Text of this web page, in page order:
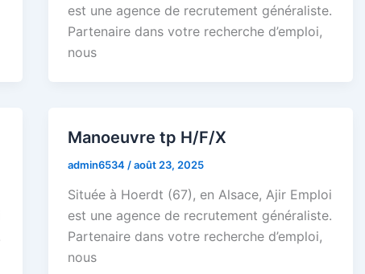
est une agence de recrutement généraliste.
Partenaire dans votre recherche d’emploi,
nous
Manoeuvre tp H/F/X
admin6534 /août 23, 2025
Située à Hoerdt (67), en Alsace, Ajir Emploi
est une agence de recrutement généraliste.
Partenaire dans votre recherche d’emploi,
nous